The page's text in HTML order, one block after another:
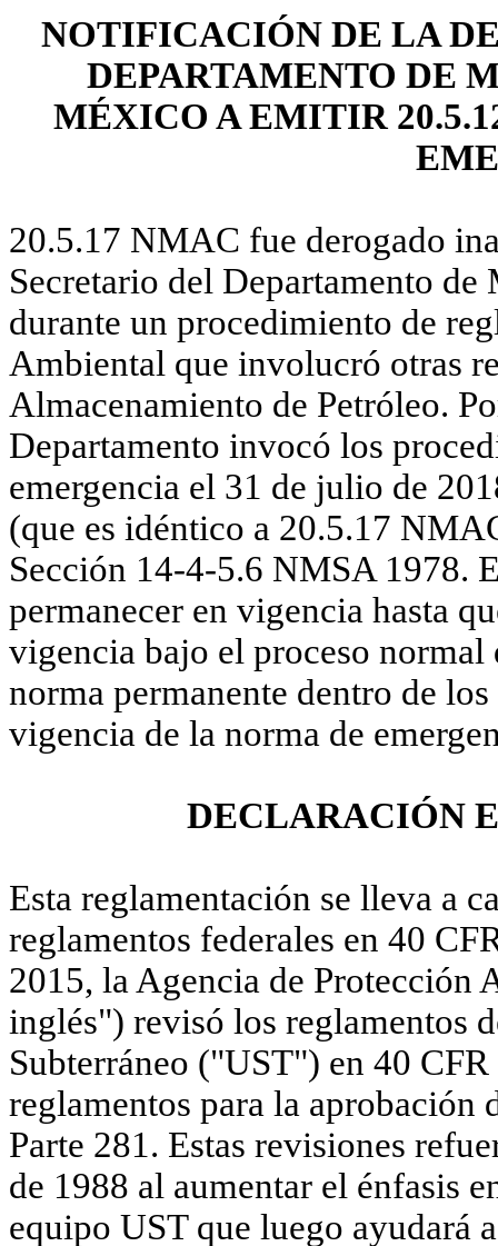
NOTIFICACIÓN DE LA
DEPARTAMENTO DE
MÉXICO A EMITIR
20.5.17 NMAC fue derogado
Secretario del Departamento
durante un procedimiento de
Ambiental que involucró otras
Almacenamiento de Petróleo.
Departamento invocó los
emergencia el 31 de julio de
(que es idéntico a 20.5.17
Sección 14-4-5.6 NMSA 1978.
permanecer en vigencia hasta
vigencia bajo el proceso normal
norma permanente dentro de
vigencia de la norma de
DECLARACIÓN
Esta reglamentación se lleva a
reglamentos federales en 40
2015, la Agencia de Protección
inglés") revisó los reglamentos
Subterráneo ("UST") en 40
reglamentos para la aprobación
Parte 281. Estas revisiones
de 1988 al aumentar el énfasis
equipo UST que luego ayudará